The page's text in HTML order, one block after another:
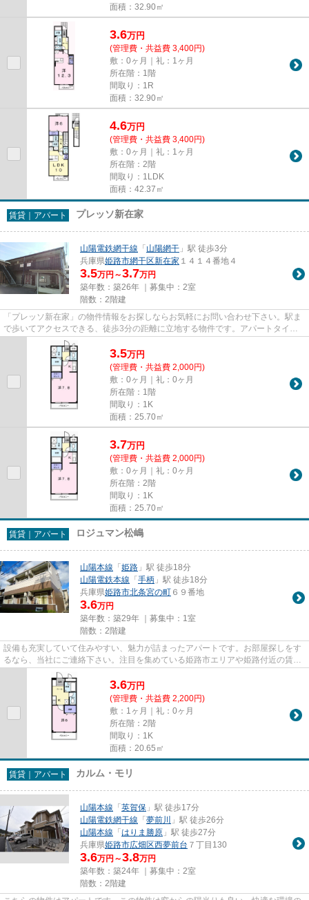
面積：32.90㎡
3.6万円
(管理費・共益費 3,400円)
敷：0ヶ月｜礼：1ヶ月
所在階：1階
間取り：1R
面積：32.90㎡
4.6万円
(管理費・共益費 3,400円)
敷：0ヶ月｜礼：1ヶ月
所在階：2階
間取り：1LDK
面積：42.37㎡
賃貸｜アパート プレッソ新在家
山陽電鉄網干線 「山陽網干 」駅 徒歩3分
兵庫県姫路市網干区新在家 １４１４番地４
3.5万円～3.7万円
築年数：築26年 ｜募集中： 2室
階数：2階建
「プレッソ新在家」の物件情報をお探しならお気軽にお問い合わせ下さい。駅ま
で歩いてアクセスできる、徒歩3分の距離に立地する物件です。アパートタイプ
のお部屋です。快適に暮らすの...
3.5万円
(管理費・共益費 2,000円)
敷：0ヶ月｜礼：0ヶ月
所在階：1階
間取り：1K
面積：25.70㎡
3.7万円
(管理費・共益費 2,000円)
敷：0ヶ月｜礼：0ヶ月
所在階：2階
間取り：1K
面積：25.70㎡
賃貸｜アパート ロジュマン松嶋
山陽本線 「姫路 」駅 徒歩18分
山陽電鉄本線 「手柄 」駅 徒歩18分
兵庫県姫路市北条宮の町 ６９番地
3.6万円
築年数：築29年 ｜募集中： 1室
階数：2階建
設備も充実していて住みやすい、魅力が詰まったアパートです。お部屋探しをす
るなら、当社にご連絡下さい。注目を集めている姫路市エリアや姫路付近の賃貸
情報を多数取り揃えております。
3.6万円
(管理費・共益費 2,200円)
敷：1ヶ月｜礼：0ヶ月
所在階：2階
間取り：1K
面積：20.65㎡
賃貸｜アパート カルム・モリ
山陽本線 「英賀保 」駅 徒歩17分
山陽電鉄網干線 「夢前川
」駅 徒歩26分
山陽本線 「はりま勝原 」駅 徒歩27分
兵庫県姫路市広畑区西夢前台 ７丁目130
3.6万円～3.8万円
築年数：築24年 ｜募集中： 2室
階数：2階建